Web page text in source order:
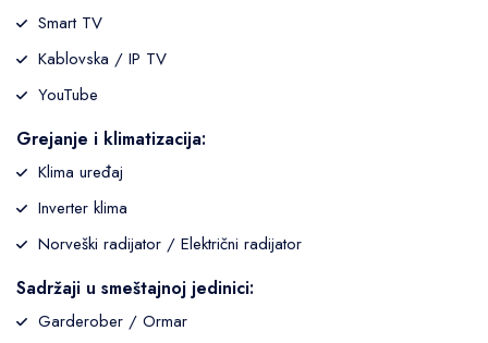
Smart TV
Kablovska / IP TV
YouTube
Grejanje i klimatizacija:
Klima uređaj
Inverter klima
Norveški radijator / Električni radijator
Sadržaji u smeštajnoj jedinici:
Garderober / Ormar